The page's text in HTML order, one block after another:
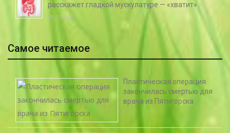
расскажет гладкой мускулатуре — «хватит»
28.11.2025
Самое читаемое
Пластическая операция
закончилась смертью для
врача из Пятигорска